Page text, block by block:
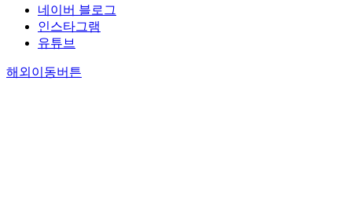
네이버 블로그
인스타그램
유튜브
해외이동버튼